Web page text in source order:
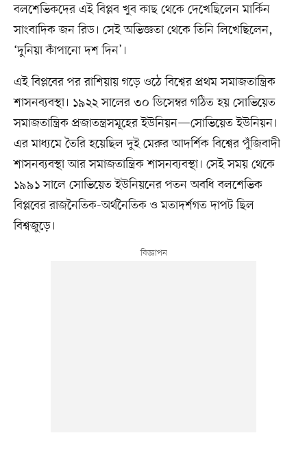
বলশেভিকদের এই বিপ্লব খুব কাছ থেকে দেখেছিলেন মার্কিন
সাংবাদিক জন রিড। সেই অভিজ্ঞতা থেকে তিনি লিখেছিলেন,
‘দুনিয়া কাঁপানো দশ দিন’।
এই বিপ্লবের পর রাশিয়ায় গড়ে ওঠে বিশ্বের প্রথম সমাজতান্ত্রিক
শাসনব্যবস্থা। ১৯২২ সালের ৩০ ডিসেম্বর গঠিত হয় সোভিয়েত
সমাজতান্ত্রিক প্রজাতন্ত্রসমূহের ইউনিয়ন—সোভিয়েত ইউনিয়ন।
এর মাধ্যমে তৈরি হয়েছিল দুই মেরুর আদর্শিক বিশ্বের পুঁজিবাদী
শাসনব্যবস্থা আর সমাজতান্ত্রিক শাসনব্যবস্থা। সেই সময় থেকে
১৯৯১ সালে সোভিয়েত ইউনিয়নের পতন অবধি বলশেভিক
বিপ্লবের রাজনৈতিক-অর্থনৈতিক ও মতাদর্শগত দাপট ছিল
বিশ্বজুড়ে।